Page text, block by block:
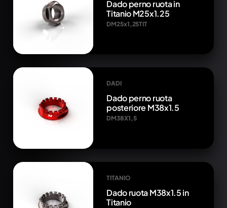
Dado perno ruota in
Titanio M25x1.25
DM25x1,25TIT
DADI
Dado perno ruota
posteriore M38x1.5
DM38X1,5
TITANIO
Dado ruota M38x1.5 in
Titanio